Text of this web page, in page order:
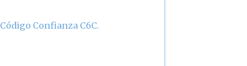
Código Confianza C6C.